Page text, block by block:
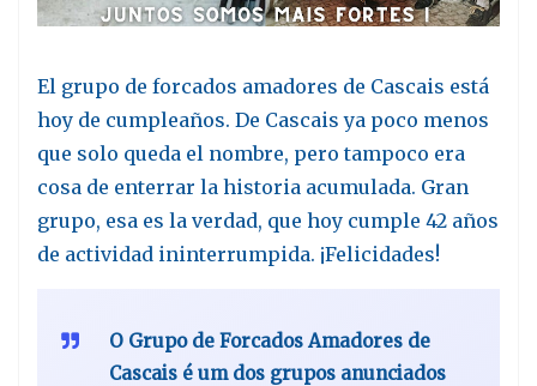
El grupo de forcados amadores de Cascais está
hoy de cumpleaños. De Cascais ya poco menos
que solo queda el nombre, pero tampoco era
cosa de enterrar la historia acumulada. Gran
grupo, esa es la verdad, que hoy cumple 42 años
de actividad ininterrumpida. ¡Felicidades!
O Grupo de Forcados Amadores de
Cascais é um dos grupos anunciados